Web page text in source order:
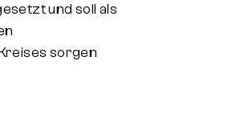
und soll als
sorgen